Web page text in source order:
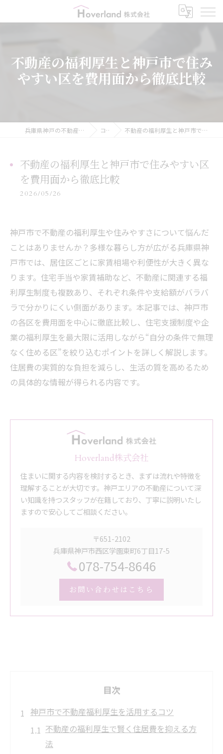
不動産の福利厚生と神戸市で住み
やすい区を費用面から徹底比較
兵庫県神戸の不動産ならHoverland株式会社 コラム 不動産の福利厚生と神戸市で住みやすい区を費用面から徹底比較
不動産の福利厚生と神戸市で住みやすい区
を費用面から徹底比較
2026/05/26
神戸市で不動産の福利厚生や住みやすさについて悩んだ
ことはありませんか？多様な暮らし方が広がる兵庫県神
戸市では、居住区ごとに家賃相場や利便性が大きく異な
ります。住宅手当や家賃補助など、不動産に関連する福
利厚生制度も複数あり、それぞれ条件や支給額がバラバ
ラで分かりにくい側面があります。本記事では、神戸市
の各区を費用面を中心に徹底比較し、住宅支援制度や企
業の福利厚生を最大限に活用しながら“自分の条件で無理
なく住める区”を絞り込むポイントを詳しく解説します。
住居費の実質的な負担を減らし、生活の質を高めるため
の具体的な情報が得られる内容です。
Hoverland株式会社
住まいに関する内容を検討するとき、まずは流れや特徴を
理解することが大切です。神戸エリアの不動産について深
い知識を持つスタッフが在籍しており、丁寧に説明いたし
ますので安心してご相談ください。
〒651-2102
兵庫県神戸市西区学園東町6丁目17-5
078-754-8646
お問い合わせはこちら
目次
神戸市で不動産福利厚生を活用するコツ
不動産の福利厚生で賢く住居費を抑える方
法